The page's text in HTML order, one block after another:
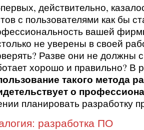
действительно,
с пользователями как бы
вашей
не уверены в своей
Разве они не должны
хорошо и правильно? В
такого метода
о
планировать разработку
разработка ПО